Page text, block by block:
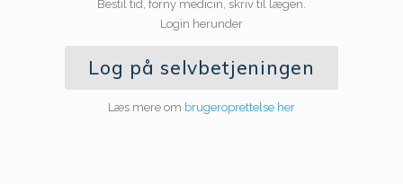
Bestil tid, forny medicin, skriv til lægen.
Login herunder
Log på selvbetjeningen
Læs mere om brugeroprettelse her